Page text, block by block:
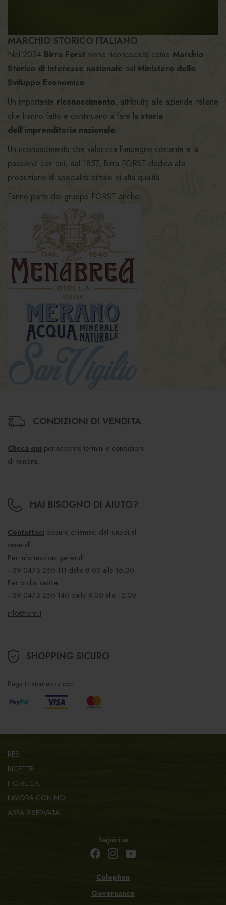
MARCHIO STORICO ITALIANO
Nel 2024 Birra Forst viene riconosciuta come Marchio
Storico di interesse nazionale dal Ministero dello
Sviluppo Economico
Un importante riconoscimento, attribuito alle aziende italiane
che hanno fatto e continuano a fare la storia
dell’imprenditoria nazionale.
Un riconoscimento che valorizza l’impegno costante e la
passione con cui, dal 1857, Birra FORST dedica alla
produzione di specialità birraie di alta qualità.
Fanno parte del gruppo FORST anche:
CONDIZIONI DI VENDITA
Clicca qui per scoprire termini e condizioni
di vendita.
HAI BISOGNO DI AIUTO?
Contattaci oppure chiamaci dal lunedì al
venerdì
Per informazioni generali:
+39 0473 260 111 dalle 8.00 alle 16.30
Per ordini online:
+39 0473 260 140 dalle 9.00 alle 12.00
info@forst.it
SHOPPING SICURO
Paga in sicurezza con:
RESI
RICETTE
HO.RE.CA.
LAVORA CON NOI
AREA RISERVATA
Seguici su
Colophon
Governance